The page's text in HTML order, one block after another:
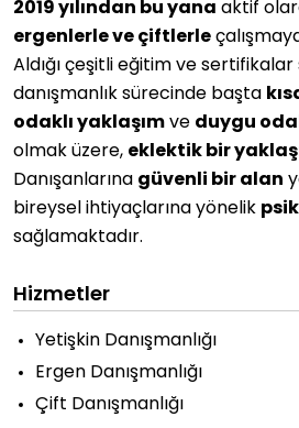
2019 yılından bu yana aktif
ergenlerle ve çiftlerle
Aldığı çeşitli eğitim ve sertifikalar
danışmanlık sürecinde başta
odaklı yaklaşım ve duygu
olmak üzere, eklektik bir
Danışanlarına güvenli bir alan
bireysel ihtiyaçlarına yönelik
sağlamaktadır.
Hizmetler
Yetişkin Danışmanlığı
Ergen Danışmanlığı
Çift Danışmanlığı